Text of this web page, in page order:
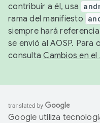
contribuir a él, usa
rama del manifiesto
siempre hará
se envió al AOSP.
consultaCambios en el
Google utiliza